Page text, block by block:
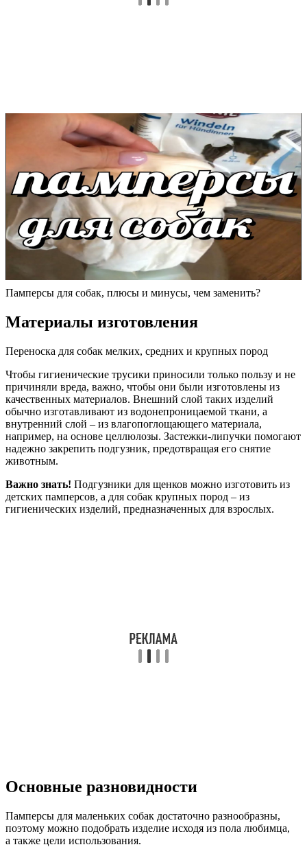
Памперсы для собак, плюсы и минусы, чем заменить?
Материалы изготовления
Переноска для собак мелких, средних и крупных пород
Чтобы гигиенические трусики приносили только пользу и не
причиняли вреда, важно, чтобы они были изготовлены из
качественных материалов. Внешний слой таких изделий
обычно изготавливают из водонепроницаемой ткани, а
внутренний слой – из влагопоглощающего материала,
например, на основе целлюлозы. Застежки-липучки помогают
надежно закрепить подгузник, предотвращая его снятие
животным.
Важно знать! Подгузники для щенков можно изготовить из
детских памперсов, а для собак крупных пород – из
гигиенических изделий, предназначенных для взрослых.
Основные разновидности
Памперсы для маленьких собак достаточно разнообразны,
поэтому можно подобрать изделие исходя из пола любимца,
а также цели использования.